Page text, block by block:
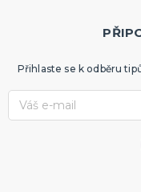
Přihlaste se k odběru